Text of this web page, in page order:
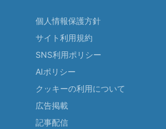
個人情報保護方針
サイト利用規約
SNS利用ポリシー
AIポリシー
クッキーの利用について
広告掲載
記事配信